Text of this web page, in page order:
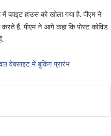
व्हाइट हाउस को खोला गया है. पीएम ने
करते हैं. पीएम ने आगे कहा कि पोस्ट कोविड
वेबसाइट में बुकिंग प्रारंभ